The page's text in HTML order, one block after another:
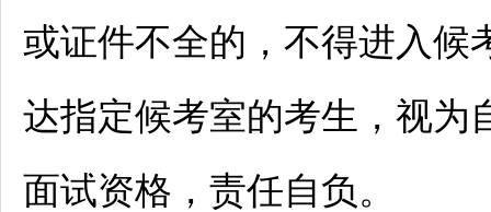
或证件不全的，不得进入候
达指定候考室的考生，视为
面试资格，责任自负。